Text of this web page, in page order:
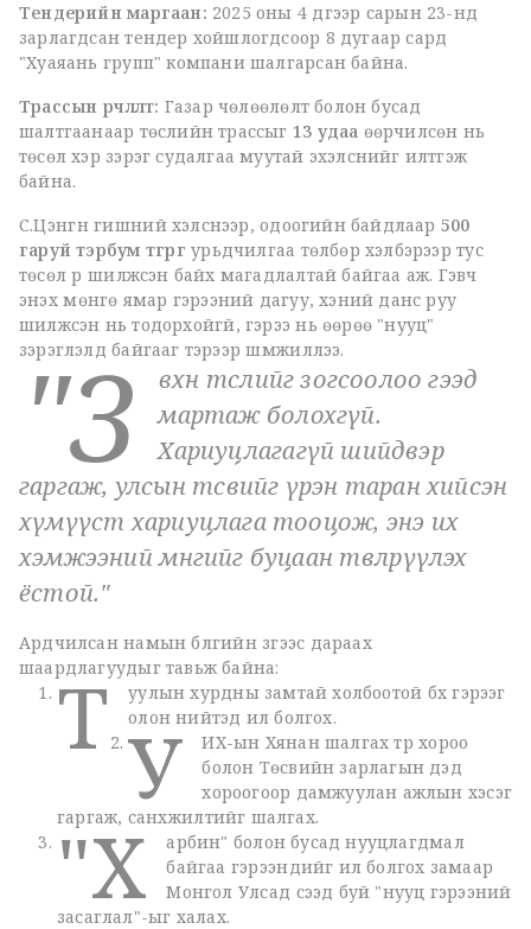
Тендерийн маргаан: 2025 оны 4 дүгээр сарын 23-нд
зарлагдсан тендер хойшлогдсоор 8 дугаар сард
"Хуаяань групп" компани шалгарсан байна.
Трассын өөрчлөлт: Газар чөлөөлөлт болон бусад
шалтгаанаар төслийн трассыг 13 удаа өөрчилсөн нь
төсөл хэр зэрэг судалгаа муутай эхэлснийг илтгэж
байна.
С.Цэнгүүн гишүүний хэлснээр, одоогийн байдлаар 500
гаруй тэрбум төгрөг урьдчилгаа төлбөр хэлбэрээр тус
төсөл рүү шилжсэн байх магадлалтай байгаа аж. Гэвч
энэхүү мөнгө ямар гэрээний дагуу, хэний данс руу
шилжсэн нь тодорхойгүй, гэрээ нь өөрөө "нууц"
зэрэглэлд байгааг тэрээр шүүмжиллээ.
"З
өвхөн төслийг зогсоолоо гээд
мартаж болохгүй.
Хариуцлагагүй шийдвэр
гаргаж, улсын төсвийг үрэн таран хийсэн
хүмүүст хариуцлага тооцож, энэ их
хэмжээний мөнгийг буцаан төвлөрүүлэх
ёстой."
Ардчилсан намын бүлгийн зүгээс дараах
шаардлагуудыг тавьж байна:
Т
уулын хурдны замтай холбоотой бүх гэрээг
олон нийтэд ил болгох.
У
ИХ-ын Хянан шалгах түр хороо
болон Төсвийн зарлагын дэд
хороогоор дамжуулан ажлын хэсэг
гаргаж, санхүүжилтийг шалгах.
"Х
арбин" болон бусад нууцлагдмал
байгаа гэрээнүүдийг ил болгох замаар
Монгол Улсад үүсээд буй "нууц гэрээний
засаглал"-ыг халах.